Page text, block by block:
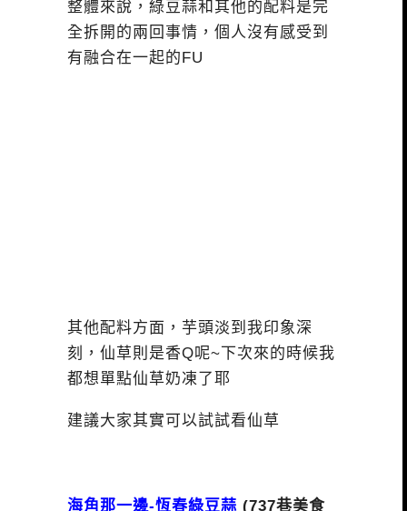
整體來說，綠豆蒜和其他的配料是完
全拆開的兩回事情，個人沒有感受到
有融合在一起的FU
其他配料方面，芋頭淡到我印象深
刻，仙草則是香Q呢~下次來的時候我
都想單點仙草奶凍了耶
建議大家其實可以試試看仙草
海角那一邊-恆春綠豆蒜 (737巷美食